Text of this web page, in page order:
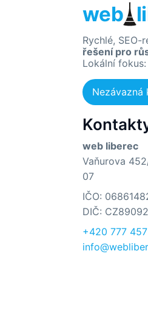
web
Rychlé, SEO-
řešení pro
Lokální
Nezávazná
web liberec
Vaňurova
07
IČO:
DIČ:
+420 777